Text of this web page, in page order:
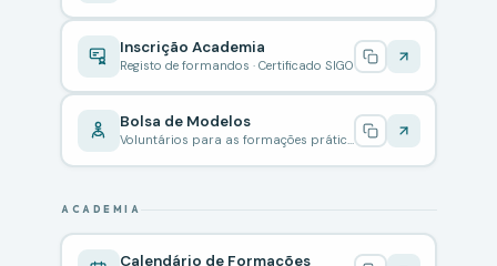
Inscrição Academia
Registo de formandos · Certificado SIGO
Bolsa de Modelos
Voluntários para as formações práticas
ACADEMIA
Calendário de Formações